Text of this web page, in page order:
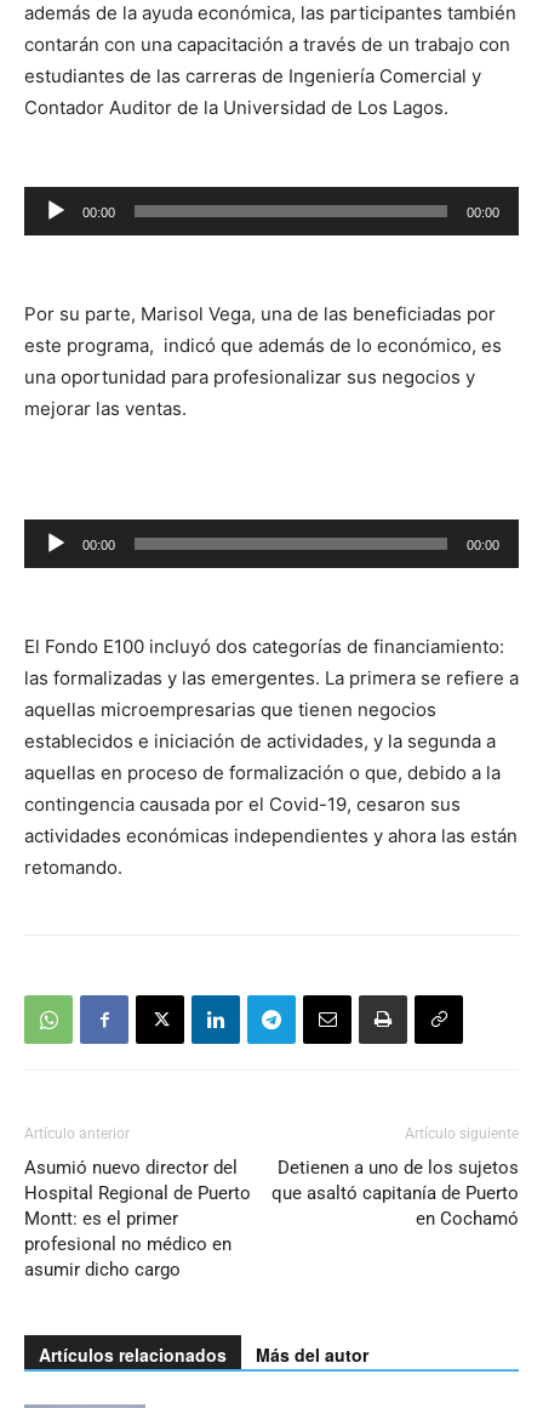
además de la ayuda económica, las participantes también
contarán con una capacitación a través de un trabajo con
estudiantes de las carreras de Ingeniería Comercial y
Contador Auditor de la Universidad de Los Lagos.
Reproductor
de
00:00 00:00
Por su parte, Marisol Vega, una de las beneficiadas por
este programa, indicó que además de lo económico, es
una oportunidad para profesionalizar sus negocios y
mejorar las ventas.
Reproductor
de
00:00 00:00
El Fondo E100 incluyó dos categorías de financiamiento:
las formalizadas y las emergentes. La primera se refiere a
aquellas microempresarias que tienen negocios
establecidos e iniciación de actividades, y la segunda a
aquellas en proceso de formalización o que, debido a la
contingencia causada por el Covid-19, cesaron sus
actividades económicas independientes y ahora las están
retomando.
Artículo anterior
Asumió nuevo director del
Hospital Regional de Puerto
Montt: es el primer
profesional no médico en
asumir dicho cargo
Artículo siguiente
Detienen a uno de los sujetos
que asaltó capitanía de Puerto
en Cochamó
Artículos relacionados Más del autor